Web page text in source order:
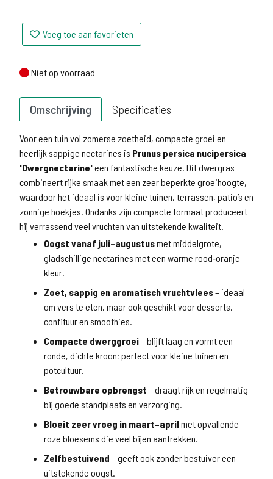
Voeg toe aan favorieten
Niet op voorraad
Niet op voorraad
Omschrijving Specificaties
Voor een tuin vol zomerse zoetheid, compacte groei en
heerlijk sappige nectarines is Prunus persica nucipersica
'Dwergnectarine'een fantastische keuze. Dit dwergras
combineert rijke smaak met een zeer beperkte groeihoogte,
waardoor het ideaal is voor kleine tuinen, terrassen, patio’s en
zonnige hoekjes. Ondanks zijn compacte formaat produceert
hij verrassend veel vruchten van uitstekende kwaliteit.
Oogst vanaf juli–augustusmet middelgrote,
gladschillige nectarines met een warme rood‑oranje
kleur.
Zoet, sappig en aromatisch vruchtvlees– ideaal
om vers te eten, maar ook geschikt voor desserts,
confituur en smoothies.
Compacte dwerggroei– blijft laag en vormt een
ronde, dichte kroon; perfect voor kleine tuinen en
potcultuur.
Betrouwbare opbrengst – draagt rijk en regelmatig
bij goede standplaats en verzorging.
Bloeit zeer vroeg in maart–aprilmet opvallende
roze bloesems die veel bijen aantrekken.
Zelfbestuivend – geeft ook zonder bestuiver een
uitstekende oogst.